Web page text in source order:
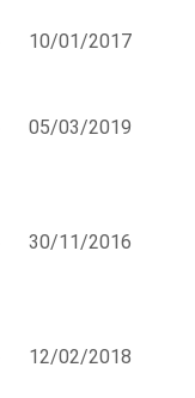
10/01/2017
05/03/2019
30/11/2016
12/02/2018